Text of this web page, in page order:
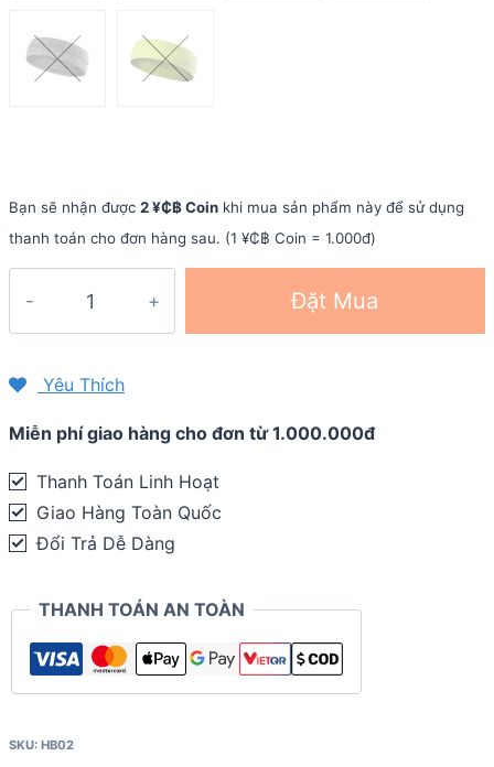
Bạn sẽ nhận được 2 ¥₵฿ Coin khi mua sản phẩm này để sử dụng
thanh toán cho đơn hàng sau. (1 ¥₵฿ Coin = 1.000đ)
thao
HB02
quantity
Đặt Mua
Yêu Thích
Miễn phí giao hàng cho đơn từ 1.000.000đ
Thanh Toán Linh Hoạt
Giao Hàng Toàn Quốc
Đổi Trả Dễ Dàng
THANH TOÁN AN TOÀN
SKU: HB02